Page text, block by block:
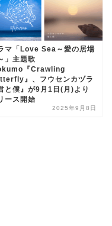
マ「Love Sea～愛の居場
」主題歌
『Crawling
』、フウセンカヅラ
と僕』が9月1日(月)より
ース開始
2025年9月8日